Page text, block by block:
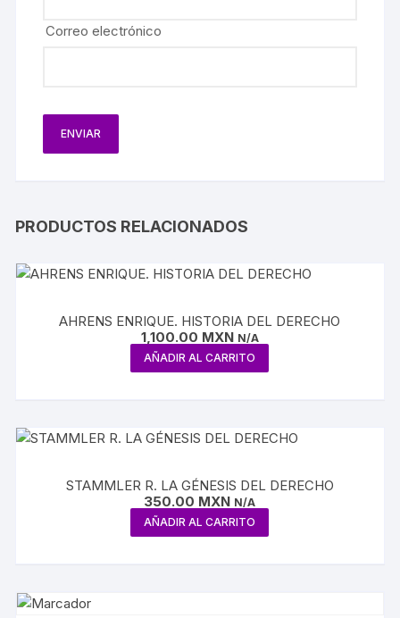
Correo electrónico
PRODUCTOS RELACIONADOS
AHRENS ENRIQUE. HISTORIA DEL DERECHO
1,100.00 MXN N/A
AÑADIR AL CARRITO
STAMMLER R. LA GÉNESIS DEL DERECHO
350.00 MXN N/A
AÑADIR AL CARRITO